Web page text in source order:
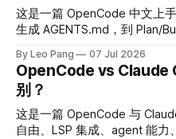
这是一篇 OpenCode 中文上
生成 AGENTS.md，到 Plan/
By Leo Pang 07 Jul 2026
OpenCode vs Claude
别？
这是一篇 OpenCode 与
自由、LSP 集成、agent 能力